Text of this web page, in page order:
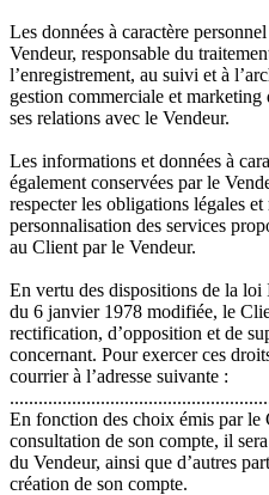
Les données à caractère
Vendeur, responsable du
l’enregistrement, au suivi et à
gestion commerciale et marketing
ses relations avec le Vendeur.
Les informations et données à
également conservées par le
respecter les obligations légales
personnalisation des services
au Client par le Vendeur.
En vertu des dispositions de la
du 6 janvier 1978 modifiée, le
rectification, d’opposition et de
concernant. Pour exercer ces
courrier à l’adresse suivante :
En fonction des choix émis par le
consultation de son compte, il
du Vendeur, ainsi que d’autres
création de son compte.